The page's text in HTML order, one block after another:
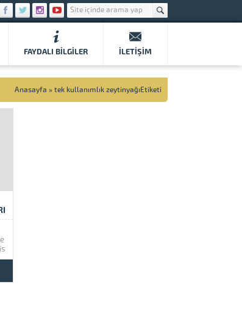
FAYDALI BILGILER İLETIŞIM
Anasayfa » tek kullanımlık zeytinyağıEtiketi